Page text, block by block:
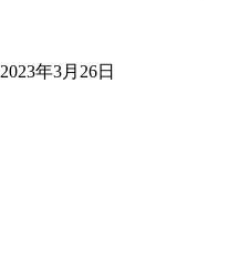
2023年3月26日